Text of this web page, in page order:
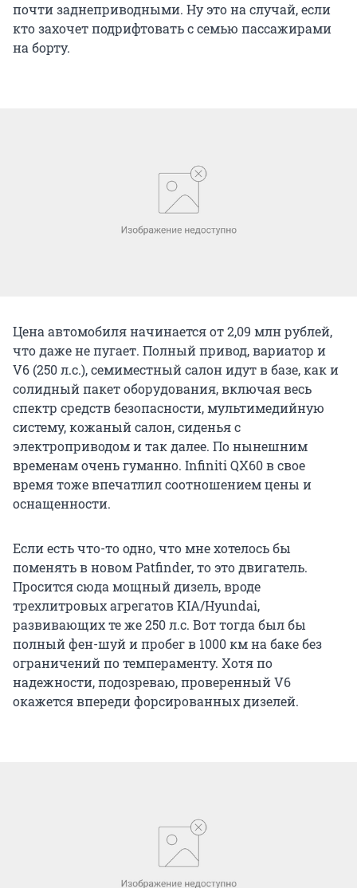
почти заднеприводными. Ну это на случай, если
кто захочет подрифтовать с семью пассажирами
на борту.
Цена автомобиля начинается от 2,09 млн рублей,
что даже не пугает. Полный привод, вариатор и
V6 (250 л.с.), семиместный салон идут в базе, как и
солидный пакет оборудования, включая весь
спектр средств безопасности, мультимедийную
систему, кожаный салон, сиденья с
электроприводом и так далее. По нынешним
временам очень гуманно. Infiniti QX60 в свое
время тоже впечатлил соотношением цены и
оснащенности.
Если есть что-то одно, что мне хотелось бы
поменять в новом Patfinder, то это двигатель.
Просится сюда мощный дизель, вроде
трехлитровых агрегатов KIA/Hyundai,
развивающих те же 250 л.с. Вот тогда был бы
полный фен-шуй и пробег в 1000 км на баке без
ограничений по темпераменту. Хотя по
надежности, подозреваю, проверенный V6
окажется впереди форсированных дизелей.